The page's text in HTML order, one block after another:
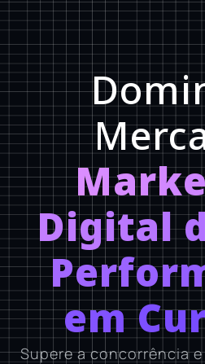
Digital
em
Supere a concorrência